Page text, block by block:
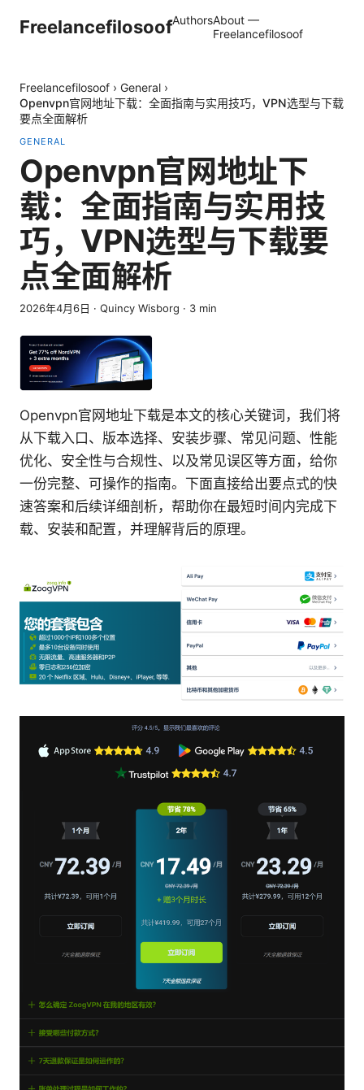
FreelancefilosoofAuthorsAbout —
Freelancefilosoof
Freelancefilosoof › General ›
Openvpn官网地址下载：全面指南与实用技巧，VPN选型与下载
要点全面解析
GENERAL
Openvpn官网地址下
载：全面指南与实用技
巧，VPN选型与下载要
点全面解析
2026年4月6日 · Quincy Wisborg · 3 min
Openvpn官网地址下载是本文的核心关键词，我们将
从下载入口、版本选择、安装步骤、常见问题、性能
优化、安全性与合规性、以及常见误区等方面，给你
一份完整、可操作的指南。下面直接给出要点式的快
速答案和后续详细剖析，帮助你在最短时间内完成下
载、安装和配置，并理解背后的原理。